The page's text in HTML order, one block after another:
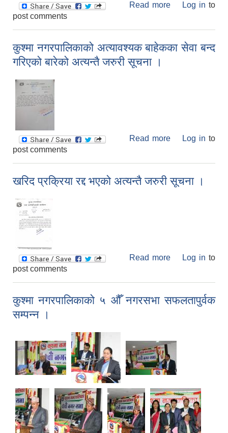
Read more about कुश्मा
उम्मेदवार सिफारिस
Log in to
post comments
कुश्मा नगरपालिकाको अत्यावश्यक बाहेकका सेवा बन्द
गरिएको बारेको अत्यन्तै जरुरी सूचना ।
Read more about कुश्मा
गरिएको बारेको
Log in to
post comments
खरिद प्रक्रिया रद्द भएको अत्यन्तै जरुरी सूचना ।
Read more about खरिद
Log in to
post comments
कुश्मा नगरपालिकाको ५ औँ नगरसभा सफलतापुर्वक
सम्पन्न ।